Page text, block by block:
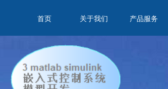
首页 关于我们 产品服务